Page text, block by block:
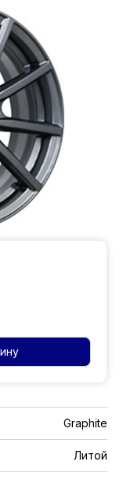
Graphite
Литой